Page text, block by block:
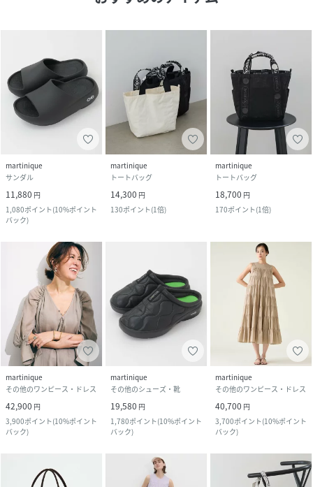
martinique
サンダル
11,880 円
1,080ポイント(10%ポイント
バック)
martinique
トートバッグ
14,300 円
130ポイント(1倍)
martinique
トートバッグ
18,700 円
170ポイント(1倍)
martinique
その他のワンピース・ドレス
42,900 円
3,900ポイント(10%ポイント
バック)
martinique
その他のシューズ・靴
19,580 円
1,780ポイント(10%ポイント
バック)
martinique
その他のワンピース・ドレス
40,700 円
3,700ポイント(10%ポイント
バック)